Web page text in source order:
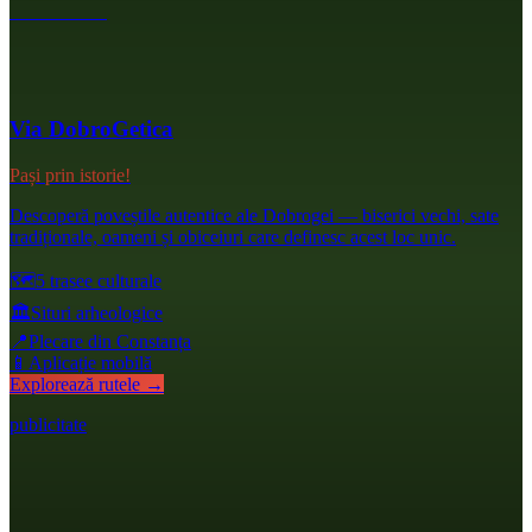
Via DobroGetica
Pași prin istorie!
Descoperă poveștile autentice ale Dobrogei — biserici vechi, sate
tradiționale, oameni și obiceiuri care definesc acest loc unic.
🗺️5 trasee culturale
🏛️Situri arheologice
📍Plecare din Constanța
📱 Aplicație mobilă
Explorează rutele →
publicitate